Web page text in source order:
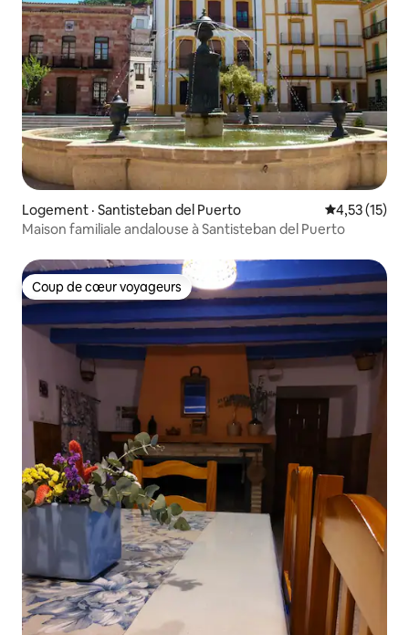
Logement · Santisteban del Puerto Note
4,53 (15)
Maison familiale andalouse à Santisteban del Puerto
Coup de cœur voyageurs
Coup de cœur voyageurs